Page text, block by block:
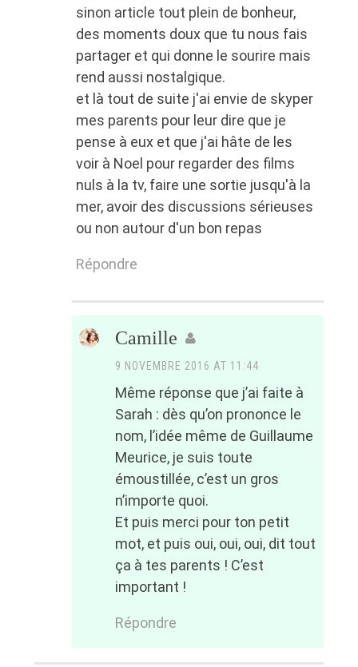
sinon article tout plein de bonheur,
des moments doux que tu nous fais
partager et qui donne le sourire mais
rend aussi nostalgique.
et là tout de suite j'ai envie de skyper
mes parents pour leur dire que je
pense à eux et que j'ai hâte de les
voir à Noel pour regarder des films
nuls à la tv, faire une sortie jusqu'à la
mer, avoir des discussions sérieuses
ou non autour d'un bon repas
Répondre
Camille
9 NOVEMBRE 2016 AT 11:44
Même réponse que j’ai faite à
Sarah : dès qu’on prononce le
nom, l’idée même de Guillaume
Meurice, je suis toute
émoustillée, c’est un gros
n’importe quoi.
Et puis merci pour ton petit
mot, et puis oui, oui, oui, dit tout
ça à tes parents ! C’est
important !
Répondre